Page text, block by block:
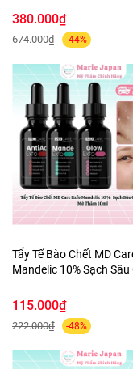
Cấp Ẩm Chuyên Sâu
TẶNG 1 MẶT NẠ
HELP JARY
380.000₫
674.000₫ -44%
Tẩy Tế Bào Chết MD
Mandelic 10% Sạch Sâu
115.000₫
222.000₫ -48%